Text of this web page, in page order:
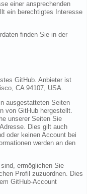
einer ansprechenden
ein berechtigtes Interesse
finden Sie in der
GitHub. Anbieter ist
CA 94107, USA.
ausgestatteten Seiten
von GitHub hergestellt.
unserer Seiten Sie
Dies gilt auch
oder keinen Account bei
werden an den
ermöglichen Sie
Profil zuzuordnen. Dies
GitHub-Account